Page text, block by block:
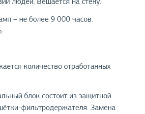
– не более 9 000 часов.
количество отработанных
блок состоит из защитной
фильтродержателя. Замена